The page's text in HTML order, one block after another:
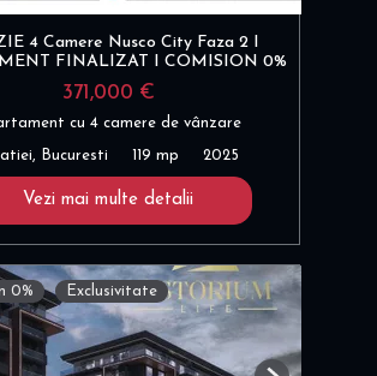
4 Camere Nusco City Faza 2 I
FINALIZAT I COMISION 0%
371,000 €
cu 4 camere de vânzare
Bucuresti 119 mp 2025
Vezi mai multe detalii
0% Exclusivitate